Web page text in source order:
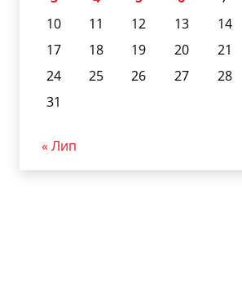
10
11 12 13 14
17
18 19 20 21
24
25 26 27 28
31
« Лип